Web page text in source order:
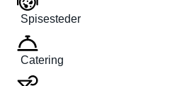
Spisesteder
Catering